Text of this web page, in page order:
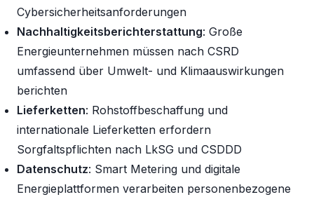
Cybersicherheitsanforderungen
Nachhaltigkeitsberichterstattung: Große
Energieunternehmen müssen nach CSRD
umfassend über Umwelt- und Klimaauswirkungen
berichten
Lieferketten: Rohstoffbeschaffung und
internationale Lieferketten erfordern
Sorgfaltspflichten nach LkSG und CSDDD
Datenschutz: Smart Metering und digitale
Energieplattformen verarbeiten personenbezogene